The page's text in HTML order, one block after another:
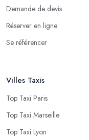
Demande de devis
Réserver en ligne
Se référencer
Villes Taxis
Top Taxi Paris
Top Taxi Marseille
Top Taxi Lyon